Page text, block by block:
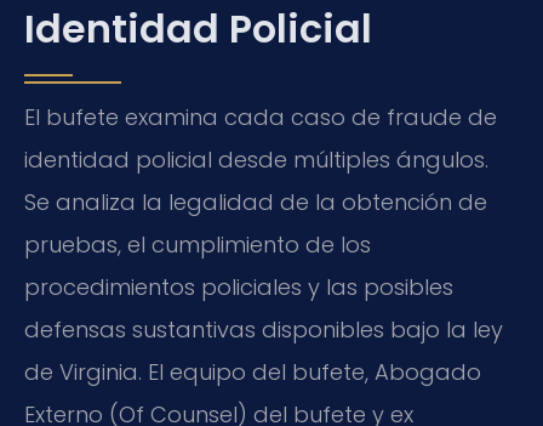
Identidad Policial
El bufete examina cada caso de fraude de
identidad policial desde múltiples ángulos.
Se analiza la legalidad de la obtención de
pruebas, el cumplimiento de los
procedimientos policiales y las posibles
defensas sustantivas disponibles bajo la ley
de Virginia. El equipo del bufete, Abogado
Externo (Of Counsel) del bufete y ex